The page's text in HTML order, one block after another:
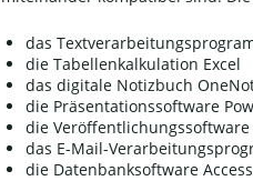
das
die Tabellenkalkulation Excel
das digitale Notizbuch
die Präsentationssoftware
die
das E-Mail-
die Datenbanksoftware